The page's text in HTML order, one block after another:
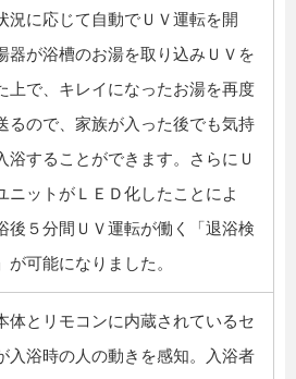
況に応じて自動でＵＶ運転を開
器が浴槽のお湯を取り込みＵＶを
上で、キレイになったお湯を再度
るので、家族が入った後でも気持
浴することができます。さらにＵ
ニットがＬＥＤ化したことによ
後５分間ＵＶ運転が働く「退浴検
が可能になりました。
体とリモコンに内蔵されているセ
入浴時の人の動きを感知。入浴者